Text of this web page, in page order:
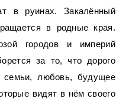
в руинах. Закалённый
в родные края.
городов и империй
за то, что дорого
семьи, любовь, будущее
видят в нём своего